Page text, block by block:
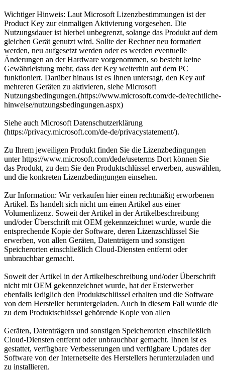
Wichtiger Hinweis: Laut Microsoft Lizenzbestimmungen ist der
Product Key zur einmaligen Aktivierung vorgesehen. Die
Nutzungsdauer ist hierbei unbegrenzt, solange das Produkt auf dem
gleichen Gerät genutzt wird. Sollte der Rechner neu formatiert
werden, neu aufgesetzt werden oder es werden eventuelle
Änderungen an der Hardware vorgenommen, so besteht keine
Gewährleistung mehr, dass der Key weiterhin auf dem PC
funktioniert. Darüber hinaus ist es Ihnen untersagt, den Key auf
mehreren Geräten zu aktivieren, siehe Microsoft
Nutzungsbedingungen.(https://www.microsoft.com/de-de/rechtliche-
hinweise/nutzungsbedingungen.aspx)
Siehe auch Microsoft Datenschutzerklärung
(https://privacy.microsoft.com/de-de/privacystatement/).
Zu Ihrem jeweiligen Produkt finden Sie die Lizenzbedingungen
unter https://www.microsoft.com/dede/useterms Dort können Sie
das Produkt, zu dem Sie den Produktschlüssel erwerben, auswählen,
und die konkreten Lizenzbedingungen einsehen.
Zur Information: Wir verkaufen hier einen rechtmäßig erworbenen
Artikel. Es handelt sich nicht um einen Artikel aus einer
Volumenlizenz. Soweit der Artikel in der Artikelbeschreibung
und/oder Überschrift mit OEM gekennzeichnet wurde, wurde die
entsprechende Kopie der Software, deren Lizenzschlüssel Sie
erwerben, von allen Geräten, Datenträgern und sonstigen
Speicherorten einschließlich Cloud-Diensten entfernt oder
unbrauchbar gemacht.
Soweit der Artikel in der Artikelbeschreibung und/oder Überschrift
nicht mit OEM gekennzeichnet wurde, hat der Ersterwerber
ebenfalls lediglich den Produktschlüssel erhalten und die Software
von dem Hersteller heruntergeladen. Auch in diesem Fall wurde die
zu dem Produktschlüssel gehörende Kopie von allen
Geräten, Datenträgern und sonstigen Speicherorten einschließlich
Cloud-Diensten entfernt oder unbrauchbar gemacht. Ihnen ist es
gestattet, verfügbare Verbesserungen und verfügbare Updates der
Software von der Internetseite des Herstellers herunterzuladen und
zu installieren.